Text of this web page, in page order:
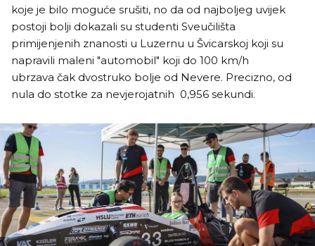
koje je bilo moguće srušiti, no da od najboljeg uvijek
postoji bolji dokazali su studenti Sveučilišta
primijenjenih znanosti u Luzernu u Švicarskoj koji su
napravili maleni "automobil" koji do 100 km/h
ubrzava čak dvostruko bolje od Nevere. Precizno, od
nula do stotke za nevjerojatnih 0,956 sekundi.